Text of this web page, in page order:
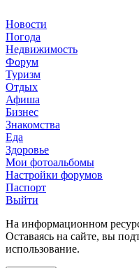
Новости
Погода
Недвижимость
Форум
Туризм
Отдых
Афиша
Бизнес
Знакомства
Еда
Здоровье
Мои фотоальбомы
Настройки форумов
Паспорт
Выйти
На информационном
Оставаясь на сайте, вы
использование.